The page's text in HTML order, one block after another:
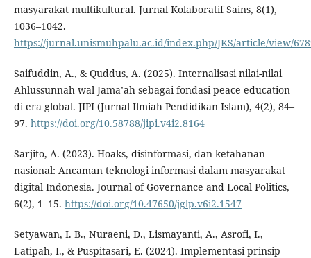
masyarakat multikultural. Jurnal Kolaboratif Sains, 8(1),
1036–1042.
https://jurnal.unismuhpalu.ac.id/index.php/JKS/article/view/
Saifuddin, A., & Quddus, A. (2025). Internalisasi nilai-nilai
Ahlussunnah wal Jama’ah sebagai fondasi peace education
di era global. JIPI (Jurnal Ilmiah Pendidikan Islam), 4(2), 84–
97. https://doi.org/10.58788/jipi.v4i2.8164
Sarjito, A. (2023). Hoaks, disinformasi, dan ketahanan
nasional: Ancaman teknologi informasi dalam masyarakat
digital Indonesia. Journal of Governance and Local Politics,
6(2), 1–15. https://doi.org/10.47650/jglp.v6i2.1547
Setyawan, I. B., Nuraeni, D., Lismayanti, A., Asrofi, I.,
Latipah, I., & Puspitasari, E. (2024). Implementasi prinsip